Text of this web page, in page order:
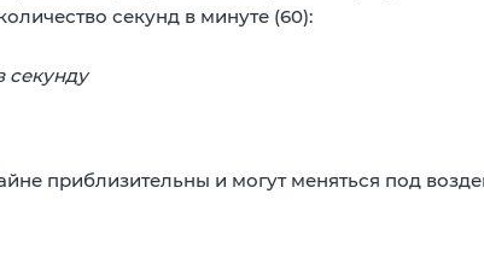
секунд в минуте (60):
секунду
приблизительны и могут меняться под